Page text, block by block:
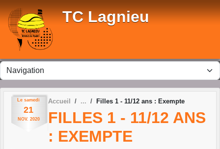
TC Lagnieu
Le samedi
21
NOV. 2020
Accueil Filles 1 - 11/12 ans : Exempte
FILLES 1 - 11/12 ANS
: EXEMPTE